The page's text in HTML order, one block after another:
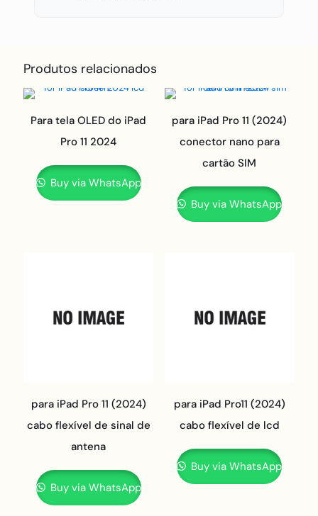
Produtos relacionados
Para tela OLED do iPad
Pro 11 2024
Buy via WhatsApp
para iPad Pro 11 (2024)
conector nano para
cartão SIM
Buy via WhatsApp
para iPad Pro 11 (2024)
cabo flexível de sinal de
antena
Buy via WhatsApp
para iPad Pro11 (2024)
cabo flexível de lcd
Buy via WhatsApp